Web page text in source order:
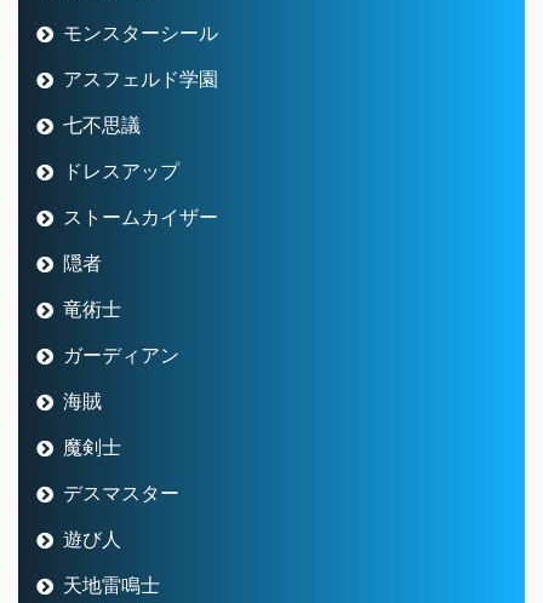
モンスターシール
アスフェルド学園
七不思議
ドレスアップ
ストームカイザー
隠者
竜術士
ガーディアン
海賊
魔剣士
デスマスター
遊び人
天地雷鳴士